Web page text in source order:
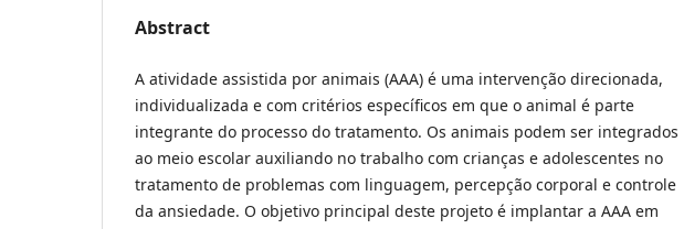
Abstract
A atividade assistida por animais (AAA) é uma intervenção direcionada,
individualizada e com critérios específicos em que o animal é parte
integrante do processo do tratamento. Os animais podem ser integrados
ao meio escolar auxiliando no trabalho com crianças e adolescentes no
tratamento de problemas com linguagem, percepção corporal e controle
da ansiedade. O objetivo principal deste projeto é implantar a AAA em